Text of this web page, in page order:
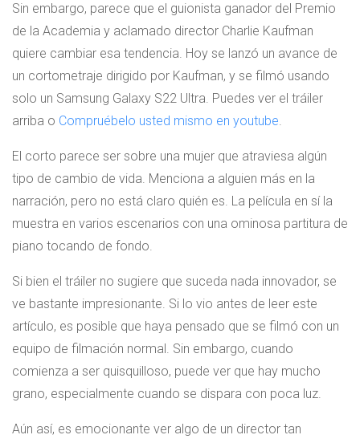
Sin embargo, parece que el guionista ganador del Premio
de la Academia y aclamado director Charlie Kaufman
quiere cambiar esa tendencia. Hoy se lanzó un avance de
un cortometraje dirigido por Kaufman, y se filmó usando
solo un Samsung Galaxy S22 Ultra. Puedes ver el tráiler
arriba o Compruébelo usted mismo en youtube.
El corto parece ser sobre una mujer que atraviesa algún
tipo de cambio de vida. Menciona a alguien más en la
narración, pero no está claro quién es. La película en sí la
muestra en varios escenarios con una ominosa partitura de
piano tocando de fondo.
Si bien el tráiler no sugiere que suceda nada innovador, se
ve bastante impresionante. Si lo vio antes de leer este
artículo, es posible que haya pensado que se filmó con un
equipo de filmación normal. Sin embargo, cuando
comienza a ser quisquilloso, puede ver que hay mucho
grano, especialmente cuando se dispara con poca luz.
Aún así, es emocionante ver algo de un director tan